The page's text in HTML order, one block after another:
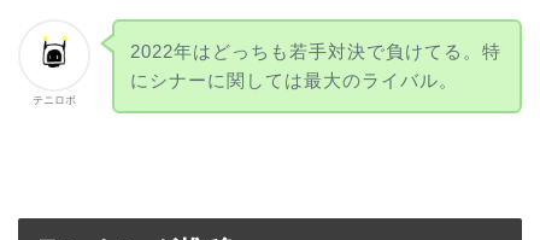
テニロボ
2022年はどっちも若手対決で負けてる。特
にシナーに関しては最大のライバル。